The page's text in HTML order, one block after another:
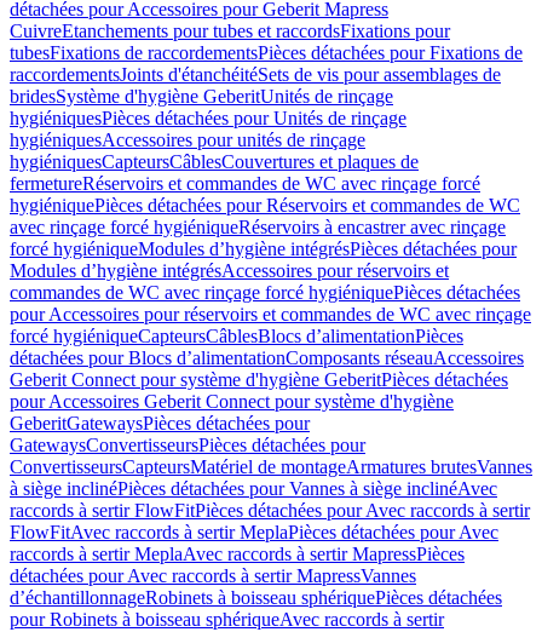
détachées pour Accessoires pour Geberit Mapress
CuivreEtanchements pour tubes et raccordsFixations pour
tubesFixations de raccordementsPièces détachées pour Fixations de
raccordementsJoints d'étanchéitéSets de vis pour assemblages de
bridesSystème d'hygiène GeberitUnités de rinçage
hygiéniquesPièces détachées pour Unités de rinçage
hygiéniquesAccessoires pour unités de rinçage
hygiéniquesCapteursCâblesCouvertures et plaques de
fermetureRéservoirs et commandes de WC avec rinçage forcé
hygiéniquePièces détachées pour Réservoirs et commandes de WC
avec rinçage forcé hygiéniqueRéservoirs à encastrer avec rinçage
forcé hygiéniqueModules d’hygiène intégrésPièces détachées pour
Modules d’hygiène intégrésAccessoires pour réservoirs et
commandes de WC avec rinçage forcé hygiéniquePièces détachées
pour Accessoires pour réservoirs et commandes de WC avec rinçage
forcé hygiéniqueCapteursCâblesBlocs d’alimentationPièces
détachées pour Blocs d’alimentationComposants réseauAccessoires
Geberit Connect pour système d'hygiène GeberitPièces détachées
pour Accessoires Geberit Connect pour système d'hygiène
GeberitGatewaysPièces détachées pour
GatewaysConvertisseursPièces détachées pour
ConvertisseursCapteursMatériel de montageArmatures brutesVannes
à siège inclinéPièces détachées pour Vannes à siège inclinéAvec
raccords à sertir FlowFitPièces détachées pour Avec raccords à sertir
FlowFitAvec raccords à sertir MeplaPièces détachées pour Avec
raccords à sertir MeplaAvec raccords à sertir MapressPièces
détachées pour Avec raccords à sertir MapressVannes
d’échantillonnageRobinets à boisseau sphériquePièces détachées
pour Robinets à boisseau sphériqueAvec raccords à sertir